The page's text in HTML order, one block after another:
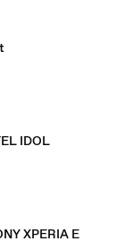
IDOL
XPERIA E